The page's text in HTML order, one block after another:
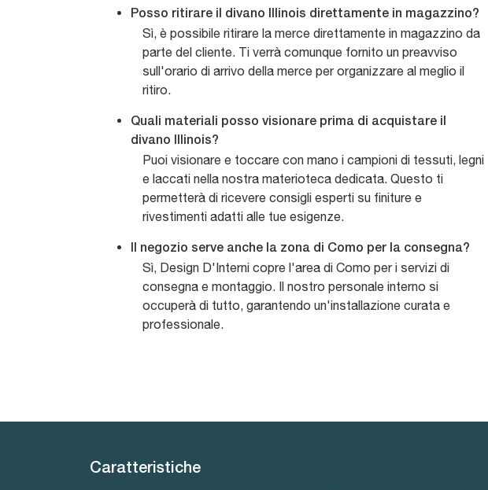
Posso ritirare il divano Illinois direttamente in magazzino?
Sì, è possibile ritirare la merce direttamente in magazzino da
parte del cliente. Ti verrà comunque fornito un preavviso
sull'orario di arrivo della merce per organizzare al meglio il
ritiro.
Quali materiali posso visionare prima di acquistare il
divano Illinois?
Puoi visionare e toccare con mano i campioni di tessuti, legni
e laccati nella nostra materioteca dedicata. Questo ti
permetterà di ricevere consigli esperti su finiture e
rivestimenti adatti alle tue esigenze.
Il negozio serve anche la zona di Como per la consegna?
Sì, Design D'Interni copre l'area di Como per i servizi di
consegna e montaggio. Il nostro personale interno si
occuperà di tutto, garantendo un'installazione curata e
professionale.
Caratteristiche